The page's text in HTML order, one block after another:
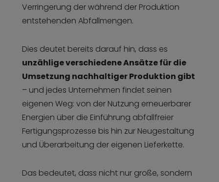
Verringerung der während der Produktion
entstehenden Abfallmengen.
Dies deutet bereits darauf hin, dass es
unzählige verschiedene Ansätze für die
Umsetzung nachhaltiger Produktion gibt
– und jedes Unternehmen findet seinen
eigenen Weg: von der Nutzung erneuerbarer
Energien über die Einführung abfallfreier
Fertigungsprozesse bis hin zur Neugestaltung
und Überarbeitung der eigenen Lieferkette.
Das bedeutet, dass nicht nur große, sondern